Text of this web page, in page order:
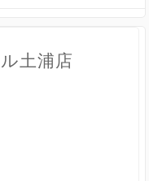
土浦店